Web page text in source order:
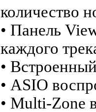
количество
• Панель
каждого
•
• ASIO
• Multi-Zone